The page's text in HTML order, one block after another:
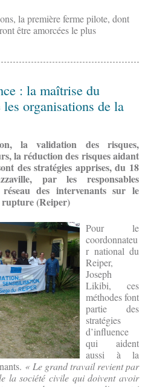
la première ferme pilote, dont
être amorcées le plus
: la maîtrise du
organisations de la
la validation des risques,
la réduction des risques aidant
des stratégies apprises, du 18
par les responsables
réseau des intervenants sur le
rupture (Reiper)
Pour le
coordonnateu
r national du
Reiper,
Joseph
Likibi, ces
méthodes font
partie des
stratégies
d’influence
qui aident
aussi à la
« Le grand travail revient par
la société civile qui doivent avoir